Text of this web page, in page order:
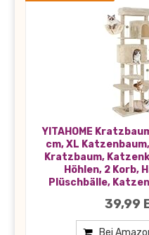
YITAHOME
cm, XL
Kratzbaum,
Höhlen, 2 Korb,
Plüschbälle,
39,99
Bei